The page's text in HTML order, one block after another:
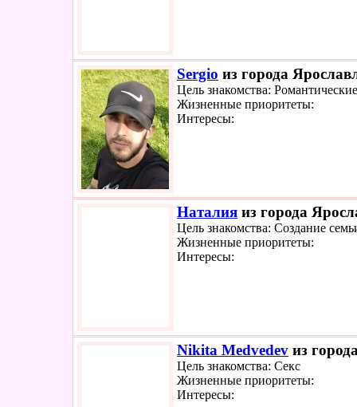
Sergio из города
Цель знакомства:
Жизненные приоритеты:
Интересы:
Наталия из города
Цель знакомства: Создание
Жизненные приоритеты:
Интересы:
Nikita Medvedev из
Цель знакомства: Секс
Жизненные приоритеты:
Интересы: